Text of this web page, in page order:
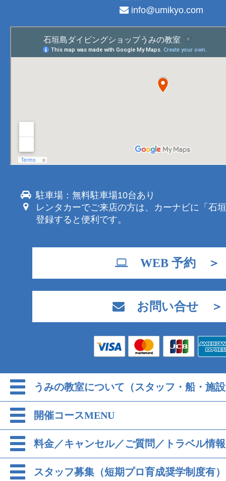
info@umikyo.com
駐車場：無料駐車場10台あり
レンタカーでご来店の方は、カーナビに「石
登録すると便利です。
WEB 予約 ＞
お問い合せ ＞
うみの教室について（スタッフ・船・施
開催コースMENU
料金／キャンセル／ご質問／トラベル情報
スタッフ募集（短期プロ育成奨学制度有）